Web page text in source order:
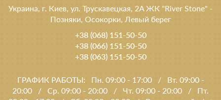
Украина, г. Киев, ул. Трускавецкая, 2A ЖК "River Stone" -
Позняки, Осокорки, Левый берег
+38 (068) 151-50-50
+38 (066) 151-50-50
+38 (063) 151-50-50
ГРАФИК РАБОТЫ: Пн. 09:00 - 17:00 /
Вт. 09:00 -
20:00
/ Ср. 09:00 - 20:00 / Чт. 09:00 - 20:00 /
Пт.